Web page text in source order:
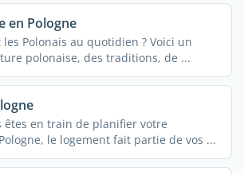
en Pologne
Polonais au quotidien ? Voici un
polonaise, des traditions, de ...
êtes en train de planifier votre
le logement fait partie de vos ...